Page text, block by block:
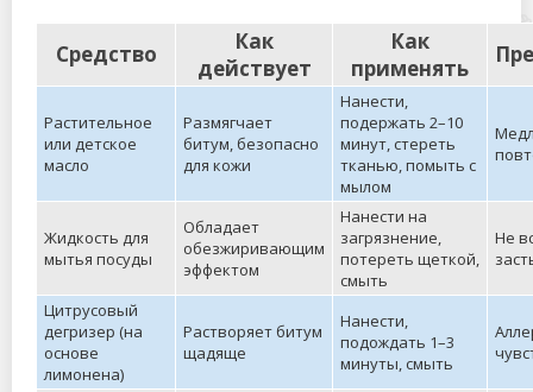
Средство
Как
действует
Как
применять
Растительное
или детское
масло
Размягчает
битум, безопасно
для кожи
Нанести,
подержать 2–10
минут, стереть
тканью, помыть с
мылом
Жидкость для
мытья посуды
Обладает
обезжиривающим
эффектом
Нанести на
загрязнение,
потереть щеткой,
смыть
Не
Цитрусовый
дегризер (на
основе
лимонена)
Растворяет битум
щадяще
Нанести,
подождать 1–3
минуты, смыть